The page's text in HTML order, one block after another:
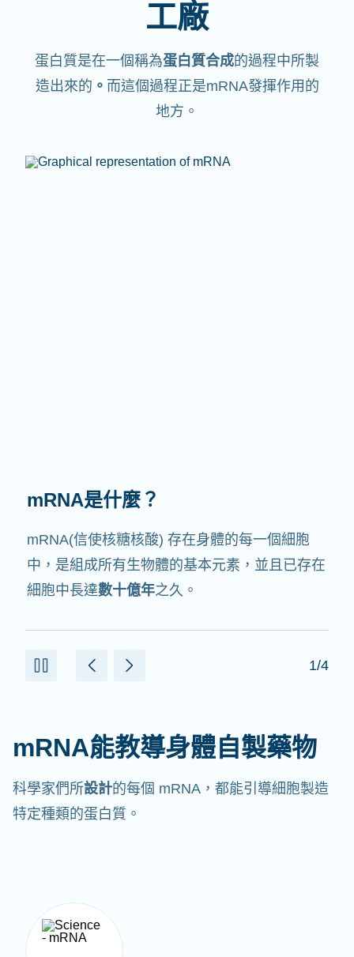
工廠
蛋白質是在一個稱為蛋白質合成的過程中所製
造出來的 。 而這個過程正是mRNA發揮作用的
地方。
mRNA有何作用？
mRNA的中文翻譯是信使核糖核酸，就如它的名
字，它就是信使，會與細胞中其他協助製造蛋白
質的成份交互作用。
2/4
mRNA能教導身體自製藥物
科學家們所設計的每個 mRNA，都能引導細胞製造
特定種類的蛋白質。